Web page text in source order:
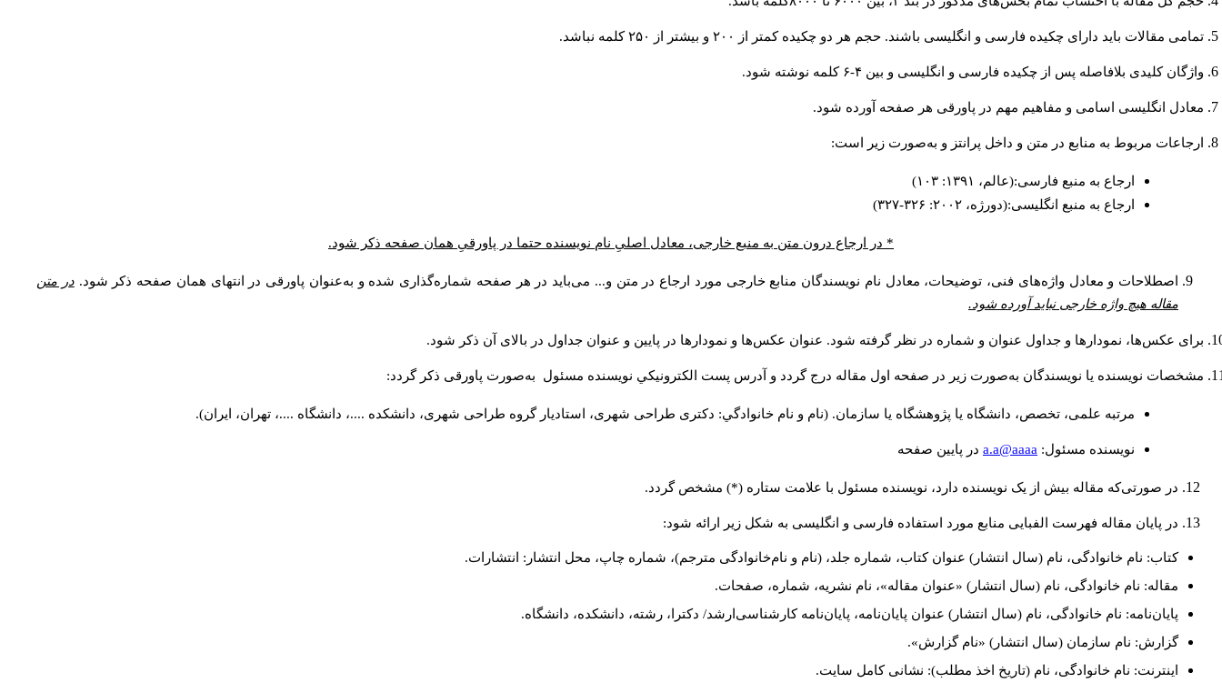
تمامی مقالات باید دارای چکیده فارسی و انگلیسی باشند. حجم هر دو چکیده کمتر از ۲۰۰ و بیشتر از ۲۵۰ کلمه نباشد.
واژگان کلیدی بلافاصله پس از چکیده فارسی و انگلیسی و بین ۴-۶ کلمه نوشته شود.
معادل انگلیسی اسامی و مفاهیم مهم در پاورقی هر صفحه آورده شود.
ارجاعات مربوط به منابع در متن و داخل پرانتز و به‌صورت زیر است:
ارجاع به منبع فارسی:(عالم، ۱۳۹۱: ۱۰۳)
ارجاع به منبع انگلیسی:(دورژه، ۲۰۰۲: ۳۲۶-۳۲۷)
* در ارجاع درون متن به منبع خارجی، معادل اصلیِ نام نویسنده حتما در پاورقیِ همان صفحه ذکر شود.
اصطلاحات و معادل واژه‌های فنی، توضیحات، معادل نام نویسندگان منابع خارجی مورد ارجاع در متن و... می‌باید در هر صفحه شماره‌گذاری شده و به‌عنوان پاورقی در انتهای همان صفحه ذکر شود. در متن
مقاله هیچ واژه خارجی نباید آورده شود.
برای عکس‌ها، نمودارها و جداول عنوان و شماره در نظر گرفته شود. عنوان عکس‌ها و نمودارها در پایین و عنوان جداول در بالای آن ذکر شود.
مشخصات نویسنده یا نویسندگان به‌صورت زیر در صفحه اول مقاله درج گردد و آدرس پست الكترونيكي نويسنده مسئول به‌صورت پاورقی ذکر گردد:
مرتبه علمی، تخصص، دانشگاه یا پژوهشگاه یا سازمان. (نام و نام خانوادگي: دکتری طراحی شهری، استادیار گروه طراحی شهری، دانشکده ....، دانشگاه ....، تهران، ایران).
نويسنده مسئول: a.a@aaaa در پايين صفحه
در صورتی‌که مقاله بیش از یک نویسنده دارد، نویسنده مسئول با علامت ستاره (*) مشخص گردد.
در پایان مقاله فهرست الفبایی منابع مورد استفاده فارسی و انگلیسی به شکل زیر ارائه شود:
کتاب: نام خانوادگی، نام (سال انتشار) عنوان کتاب، شماره جلد، (نام و نام‌خانوادگی مترجم)، شماره چاپ، محل انتشار: انتشارات.
مقاله: نام خانوادگی، نام (سال انتشار) «عنوان مقاله»، نام نشریه، شماره، صفحات.
پایان‌نامه: نام خانوادگی، نام (سال انتشار) عنوان پایان‌نامه، پایان‌نامه کارشناسی‌ارشد/ دکترا، رشته، دانشکده، دانشگاه.
گزارش: نام سازمان (سال انتشار) «نام گزارش».
اینترنت: نام خانوادگی، نام (تاریخ اخذ مطلب): نشانی کامل سایت.